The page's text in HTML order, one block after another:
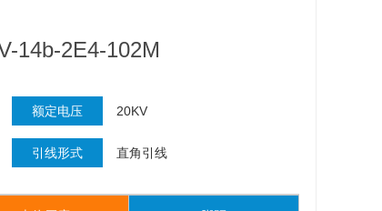
14b-2E4-102M
额定电压 20KV
引线形式 直角引线